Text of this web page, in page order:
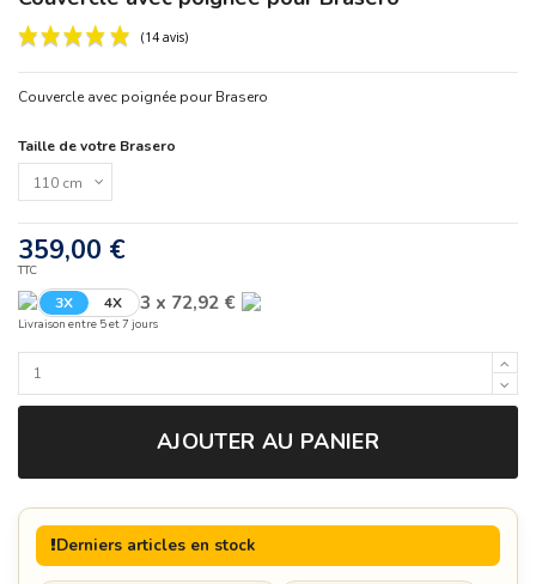
Couvercle avec poignée pour Brasero
Taille de votre Brasero
359,00 €
TTC
3X 4X 3 x 72,92 €
Livraison entre 5 et 7 jours
AJOUTER AU PANIER
Derniers articles en stock